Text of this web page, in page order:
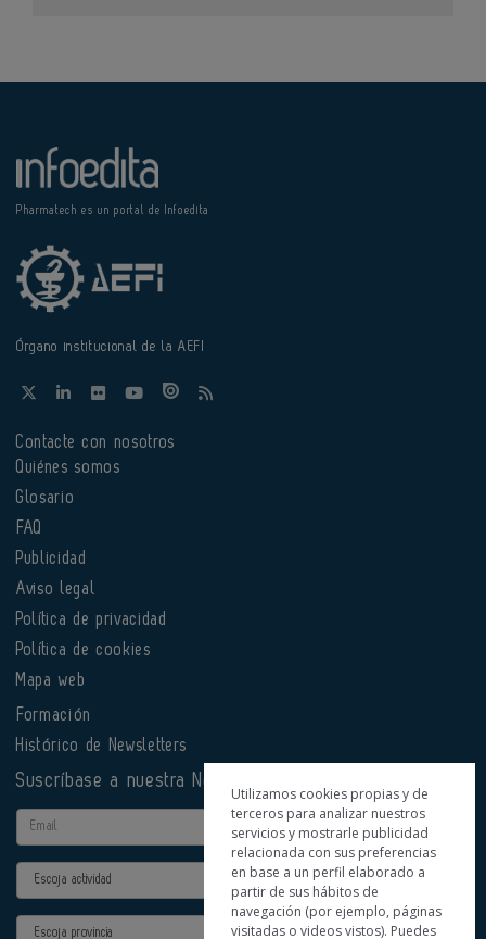
Pharmatech es un portal de Infoedita
Órgano institucional de la AEFI
Contacte con nosotros
Quiénes somos
Glosario
FAQ
Publicidad
Aviso legal
Política de privacidad
Política de cookies
Mapa web
Formación
Histórico de Newsletters
Suscríbase a nuestra Newsletter
Email
Actividad
Provincia
Utilizamos cookies propias y de
terceros para analizar nuestros
servicios y mostrarle publicidad
relacionada con sus preferencias
en base a un perfil elaborado a
partir de sus hábitos de
navegación (por ejemplo, páginas
visitadas o videos vistos). Puedes